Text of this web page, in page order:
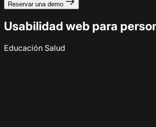
Reservar una demo
Usabilidad web para
Educación Salud